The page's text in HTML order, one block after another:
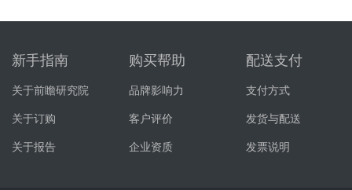
新手指南
关于前瞻研究院
关于订购
关于报告
购买帮助
品牌影响力
客户评价
企业资质
配送支付
支付方式
发货与配送
发票说明